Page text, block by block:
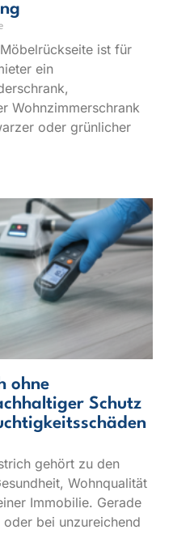
ist für
ein
Wohnzimmerschrank
oder grünlicher
ohne
Schutz
gehört zu den
Wohnqualität
Immobilie. Gerade
oder bei unzureichend